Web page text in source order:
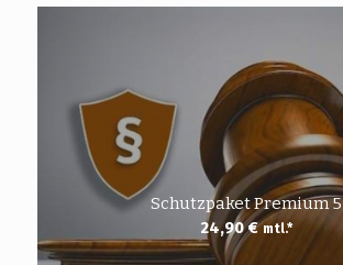
Schutzpaket Premium 5
24,90€ mtl.*